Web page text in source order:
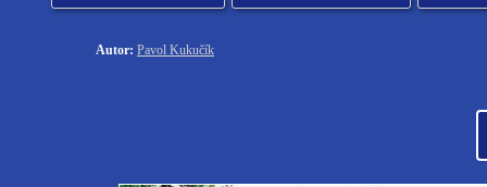
Autor: Pavol Kukučík